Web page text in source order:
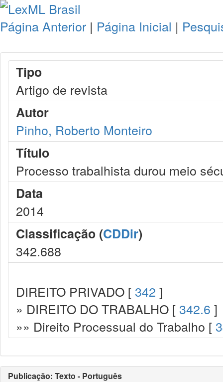
Página Anterior | Página Inicial |
Tipo
Artigo de revista
Autor
Pinho, Roberto Monteiro
Título
Processo trabalhista durou meio
Data
2014
Classificação (CDDir)
342.688
DIREITO PRIVADO [ 342 ]
» DIREITO DO TRABALHO [ 342.6 ]
»» Direito Processual do Trabalho [
Publicação: Texto - Português